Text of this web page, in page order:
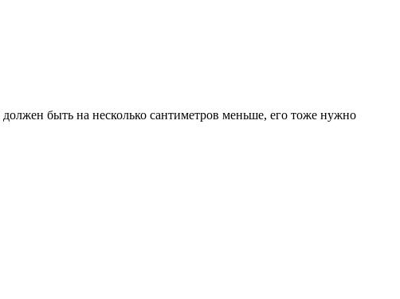
быть на несколько сантиметров меньше, его тоже нужно